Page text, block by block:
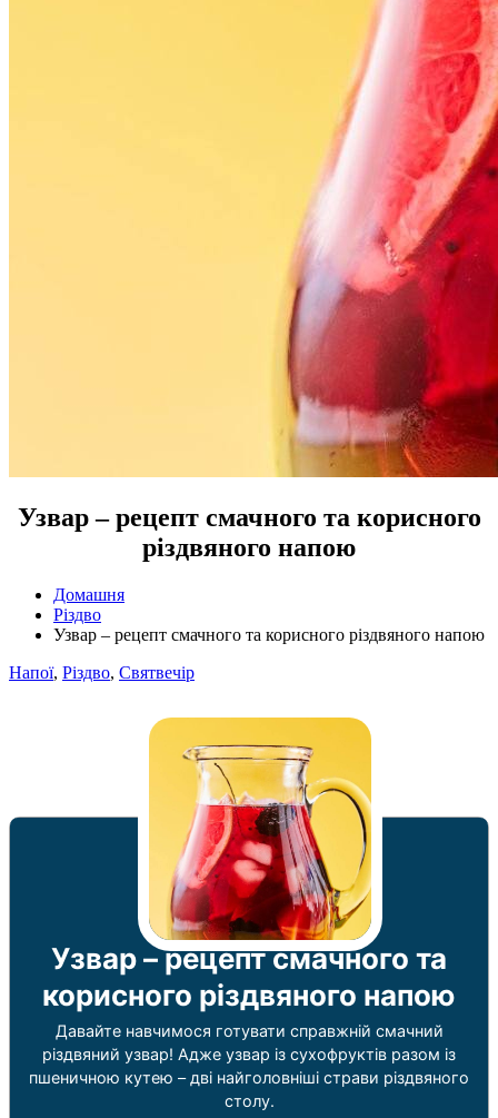
Узвар – рецепт смачного та корисного
різдвяного напою
Домашня
Різдво
Узвар – рецепт смачного та корисного різдвяного напою
Напої, Різдво, Святвечір
Узвар – рецепт смачного та
корисного різдвяного напою
Давайте навчимося готувати справжній смачний
різдвяний узвар! Адже узвар із сухофруктів разом із
пшеничною кутею – дві найголовніші страви різдвяного
столу.